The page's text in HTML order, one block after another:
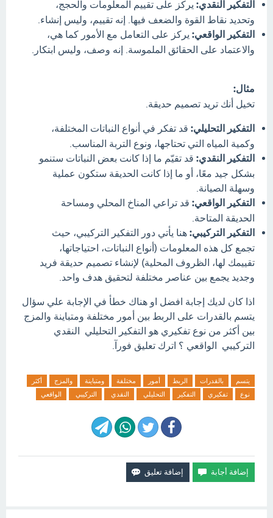
التفكير النقدي: يركز على تقييم المعلومات والحجج،
وتحديد نقاط القوة والضعف فيها. إنه تقييم، وليس إنشاء.
التفكير الواقعي: يركز على التعامل مع الأمور كما هي،
والاعتماد على الحقائق الملموسة. إنه وصف، وليس ابتكار.
مثال:
تخيل أنك تريد تصميم حديقة.
التفكير التحليلي: قد تفكر في أنواع النباتات المختلفة،
وكمية المياه التي تحتاجها، ونوع التربة المناسب.
التفكير النقدي: قد تقيّم ما إذا كانت بعض النباتات ستنمو
بشكل جيد معًا، أو ما إذا كانت الحديقة ستكون عملية
وسهلة الصيانة.
التفكير الواقعي: قد تراعي المناخ المحلي ومساحة
الحديقة المتاحة.
التفكير التركيبي: هنا يأتي دور التفكير التركيبي، حيث
تجمع كل هذه المعلومات (أنواع النباتات، احتياجاتها،
تقييمك لها، الظروف المحلية) لإنشاء تصميم حديقة فريد
وجديد يجمع بين عناصر مختلفة لتحقيق هدف واحد.
اذا كان لديك إجابة افضل او هناك خطأ في الإجابة علي سؤال
يتسم بالقدرات على الربط بين أمور مختلفة ومتباينة والمزج
بين أكثر من نوع تفكيري هو التفكير التحليلي النقدي
التركيبي الواقعي ؟ اترك تعليق فورآ.
يتسم بالقدرات الربط أمور مختلفة ومتباينة والمزج
أكثر
نوع
تفكيري التفكير التحليلي النقدي التركيبي الواقعي